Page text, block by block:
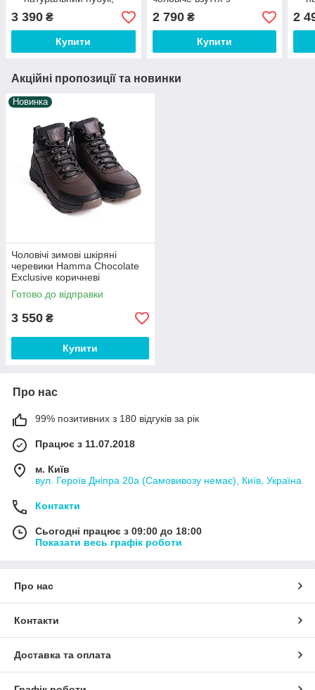
шерсть
3 390 ₴
Купити
натуральної шкіри
2 790₴
Купити
2
Акційні пропозиції та новинки
Новинка
Чоловічі зимові шкіряні
черевики Hamma Chocolate
Exclusive коричневі
Готово до відправки
3 550 ₴
Купити
Про нас
99% позитивних з 180 відгуків за рік
Працює з 11.07.2018
м. Київ
вул. Героїв Дніпра 20а (Самовивозу немає), Київ, Україна
Контакти
Сьогодні працює з 09:00 до 18:00
Показати весь графік роботи
Про нас
Контакти
Доставка та оплата